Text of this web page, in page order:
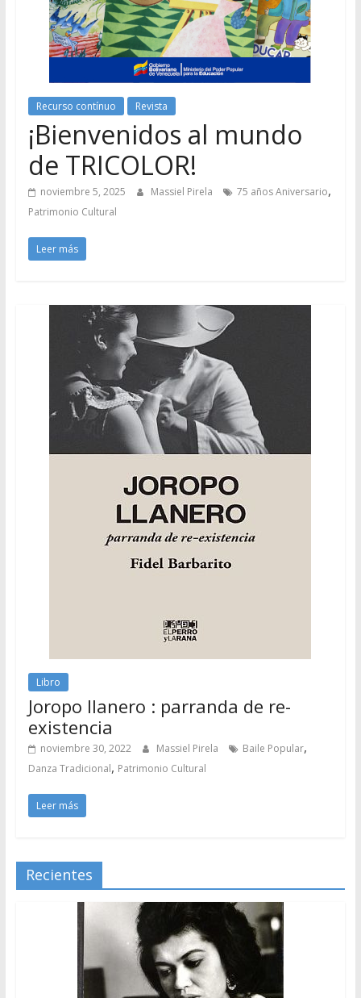
Recurso contínuo Revista
¡Bienvenidos al mundo
de TRICOLOR!
noviembre 5, 2025 Massiel Pirela 75 años Aniversario,
Patrimonio Cultural
Leer más
Libro
Joropo llanero : parranda de re-
existencia
noviembre 30, 2022 Massiel Pirela Baile Popular,
Danza Tradicional, Patrimonio Cultural
Leer más
Recientes